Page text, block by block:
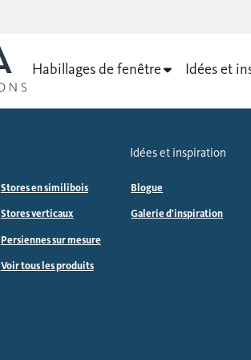
Habillages de fenêtre Idées et
Stores en similibois
Stores verticaux
Persiennes sur mesure
Voir tous les produits
Idées et inspiration
Blogue
Galerie d'inspiration